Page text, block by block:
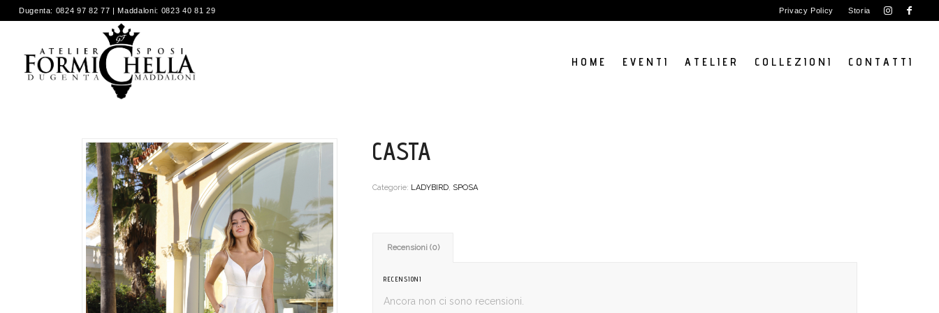
Privacy Policy Storia
Dugenta: 0824 97 82 77 | Maddaloni: 0823 40 81 29
H O M E E V E N T I A T E L I E R C O L L E Z I O N I C O N T A T T I
CASTA
Categorie: LADYBIRD, SPOSA
Recensioni (0)
RECENSIONI
Ancora non ci sono recensioni.